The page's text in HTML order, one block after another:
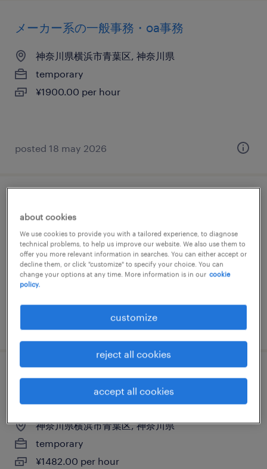
メーカー系の一般事務・oa事務
神奈川県横浜市青葉区, 神奈川県
temporary
¥1900.00 per hour
posted 18 may 2026
ス
神奈川県横浜市青葉区, 神奈川県
temporary
¥1800.00 per hour
食料品の調理師・調理補助、食品加工・検
査・袋詰め、その他（その他）
神奈川県横浜市青葉区, 神奈川県
temporary
¥1482.00 per hour
about cookies
We use cookies to provide you with a tailored experience, to diagnose
technical problems, to help us improve our website. We also use them to
offer you more relevant information in searches. You can either accept or
decline them, or click "customize" to specify your choice. You can
change your options at any time. More information is in our cookie
policy.
customize
reject all cookies
accept all cookies